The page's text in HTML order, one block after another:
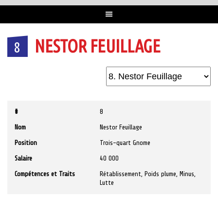
8 NESTOR FEUILLAGE
# 8
Nom Nestor Feuillage
Position Trois-quart Gnome
Salaire 40 000
Compétences et Traits
Rétablissement, Poids plume, Minus,
Lutte